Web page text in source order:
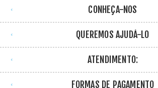
CONHEÇA-NOS
QUEREMOS AJUDÁ-LO
ATENDIMENTO:
FORMAS DE PAGAMENTO